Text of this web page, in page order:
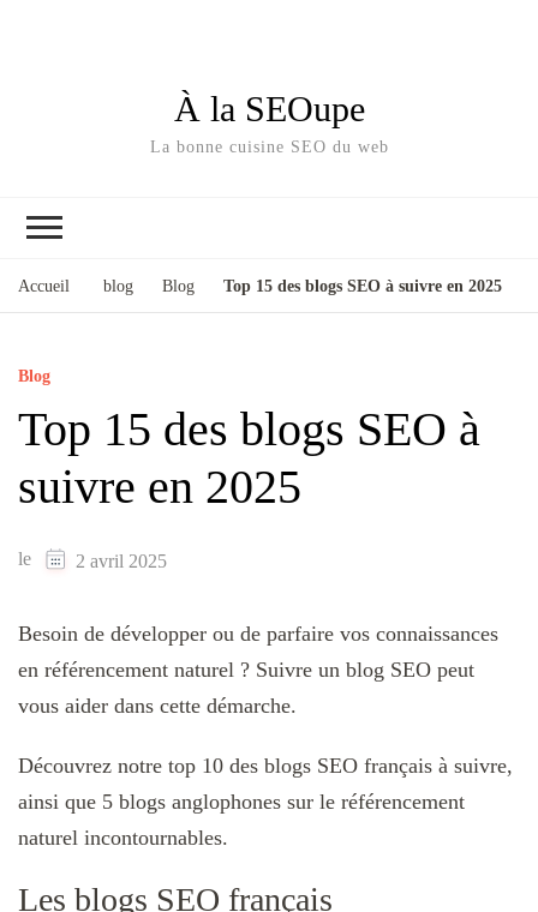
À la SEOupe
La bonne cuisine SEO du web
Accueil blog Blog Top 15 des blogs SEO à suivre en 2025
Blog
Top 15 des blogs SEO à
suivre en 2025
le 2 avril 2025
Besoin de développer ou de parfaire vos connaissances
en référencement naturel ? Suivre un blog SEO peut
vous aider dans cette démarche.
Découvrez notre top 10 des blogs SEO français à suivre,
ainsi que 5 blogs anglophones sur le référencement
naturel incontournables.
Les blogs SEO français